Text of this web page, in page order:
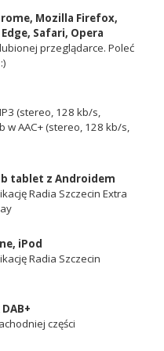
Mozilla Firefox,
Safari, Opera
przeglądarce. Poleć
(stereo, 128 kb/s,
w AAC+ (stereo, 128 kb/s,
tablet z Androidem
Radia Szczecin Extra
iPod
Radia Szczecin
części